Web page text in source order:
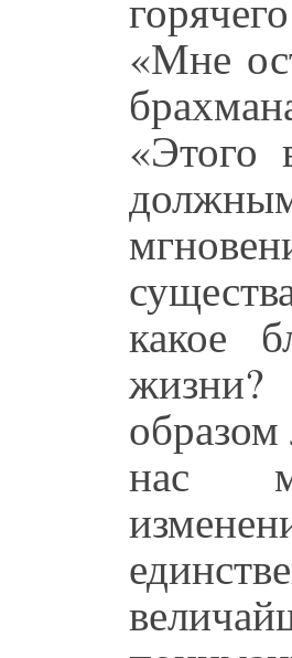
«Мне
«Этого
какое
нас